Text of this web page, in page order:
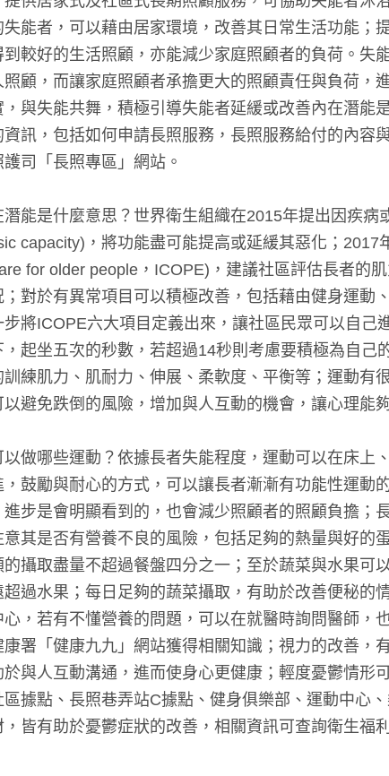
能者，可以藉由居家環境，改善其日常生活功能；
較好的生活照顧，亦能減少家庭照顧者的負荷。失
顧，而讓家庭照顧者承擔更大的照顧責任與負荷，
與失能共舞，積極引導失能者延緩或改善內在潛能
訊，包括如何申請長照服務，長照服務給付的內容
司「長照專區」網站。
能是什麼意思？世界衛生組織在2015年提出因疾病
capacity)，將功能盡可能提高或延緩其惡化；2017
for older people，ICOPE)，建議社區評估長者的
對於有異常項目可以積極改善，包括藉由健身運動
將ICOPE六大項目定義出來，讓社區民眾可以自己
起坐五次的秒數，若超過14秒則考慮要積極為自己
練肌力、肌耐力、伸展、柔軟度、平衡等；運動有
避免跌倒的風險，增加與人互動的機會，讓心理能
做哪些運動？依據長者失能程度，運動可以在床上
鼓勵與耐心的方式，可以讓長者漸漸有功能性運動
步是會明顯看到的，也會減少照顧者的照顧負擔；
意其是否有營養不良的風險，包括足夠的熱量與好的
攝取盡量不超過餐盤四分之一；至於蔬菜與水果可
過水果；每日足夠的蔬菜攝取，有助於改善便秘的
，若有不懂營養的問題，可以在就醫時詢問醫師，
署「健康九九」網站獲得相關知識；視力的改善，
與人互動溝通，進而使身心更健康；輕度憂鬱情形
據點、長照巷弄站C據點、健身俱樂部、運動中心
皆有助於憂鬱症狀的改善，相關資訊可查詢衛生福